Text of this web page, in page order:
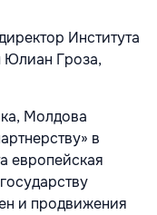
Института
Юлиан Гроза,
Молдова
в
европейская
и продвижения